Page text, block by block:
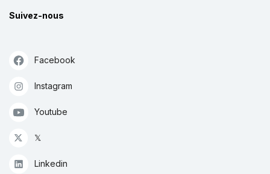
Suivez-nous
Facebook
Instagram
Youtube
𝕏
Linkedin